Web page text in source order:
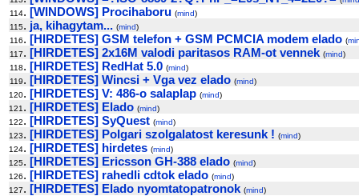
114. [WINDOWS] Procihaboru (mind)
115. ja, kihagytam... (mind)
116. [HIRDETES] GSM telefon + GSM PCMCIA modem elado (
117. [HIRDETES] 2x16M valodi paritasos RAM-ot vennek (mind)
118. [HIRDETES] RedHat 5.0 (mind)
119. [HIRDETES] Wincsi + Vga vez elado (mind)
120. [HIRDETES] V: 486-o salaplap (mind)
121 . [HIRDETES] Elado (mind)
122. [HIRDETES] SyQuest (mind)
123. [HIRDETES] Polgari szolgalatost keresunk ! (mind)
124. [HIRDETES] hirdetes (mind)
125. [HIRDETES] Ericsson GH-388 elado (mind)
126. [HIRDETES] rahedli cdtok elado (mind)
127. [HIRDETES] Elado nyomtatopatronok (mind)